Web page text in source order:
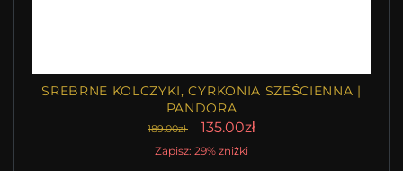
SREBRNE KOLCZYKI, CYRKONIA SZEŚCIENNA |
PANDORA
189.00zł 135.00zł
Zapisz: 29% zniżki